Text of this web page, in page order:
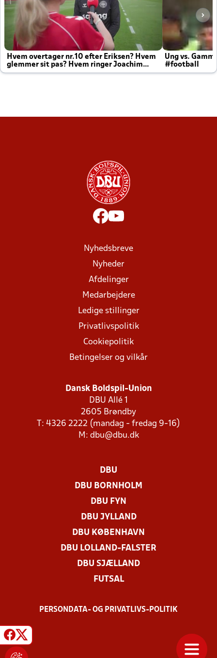
Hvem overtager nr.10 efter Eriksen? Hvem
glemmer sit pas? Hvem ringer Joachim
altid til efter kampe?
Ung vs.
#football
Nyhedsbreve
Nyheder
Afdelinger
Medarbejdere
Ledige stillinger
Privatlivspolitik
Cookiepolitik
Betingelser og vilkår
Dansk Boldspil-Union
DBU Allé 1
2605 Brøndby
T: 4326 2222 (mandag - fredag 9-16)
M: dbu@dbu.dk
DBU
DBU BORNHOLM
DBU FYN
DBU JYLLAND
DBU KØBENHAVN
DBU LOLLAND-FALSTER
DBU SJÆLLAND
FUTSAL
PERSONDATA- OG PRIVATLIVS-POLITIK